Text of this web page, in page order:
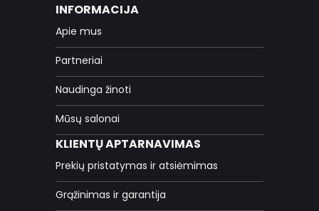
INFORMACIJA
Apie mus
Partneriai
Naudinga žinoti
Mūsų salonai
KLIENTŲ APTARNAVIMAS
Prekių pristatymas ir atsiėmimas
Grąžinimas ir garantija